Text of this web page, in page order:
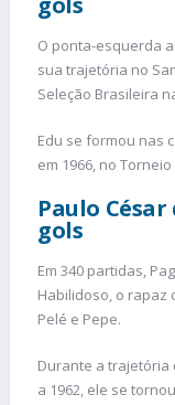
O ponta-esquerda
sua trajetória no
Seleção Brasileira
Edu se formou nas
em 1966, no
Paulo
gols
Em 340 partidas,
Habilidoso, o rapaz
Pelé e Pepe.
Durante a trajetória
a 1962, ele se